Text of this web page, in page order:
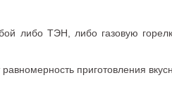
либо ТЭН, либо газовую
приготовления